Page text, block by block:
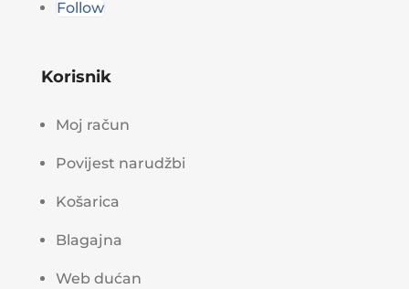
Follow
Korisnik
Moj račun
Povijest narudžbi
Košarica
Blagajna
Web dućan